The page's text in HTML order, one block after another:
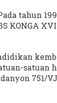
tahun
KONGA
751/